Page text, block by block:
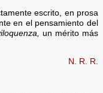
escrito, en prosa
en el pensamiento del
un mérito más
N. R. R.